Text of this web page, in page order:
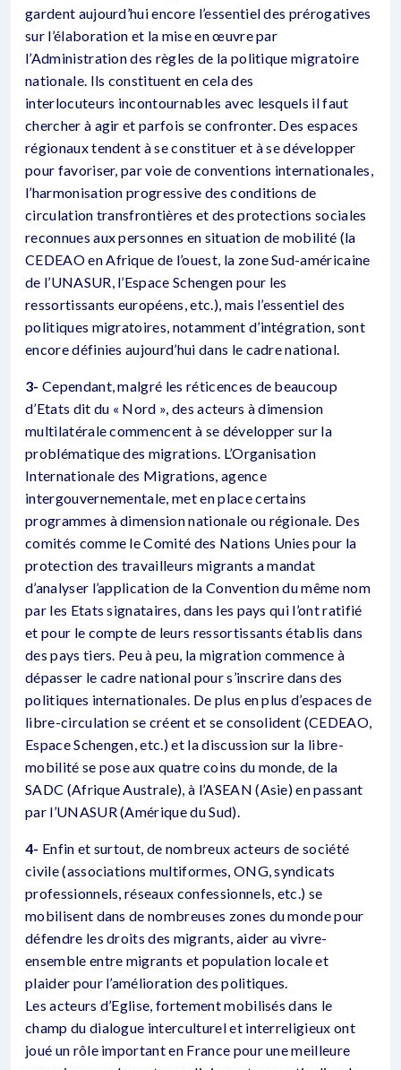
gardent aujourd’hui encore l’essentiel des prérogatives
sur l’élaboration et la mise en œuvre par
l’Administration des règles de la politique migratoire
nationale. Ils constituent en cela des
interlocuteurs incontournables avec lesquels il faut
chercher à agir et parfois se confronter. Des espaces
régionaux tendent à se constituer et à se développer
pour favoriser, par voie de conventions internationales,
l’harmonisation progressive des conditions de
circulation transfrontières et des protections sociales
reconnues aux personnes en situation de mobilité (la
CEDEAO en Afrique de l’ouest, la zone Sud-américaine
de l’UNASUR, l’Espace Schengen pour les
ressortissants européens, etc.), mais l’essentiel des
politiques migratoires, notamment d’intégration, sont
encore définies aujourd’hui dans le cadre national.
3- Cependant, malgré les réticences de beaucoup
d’Etats dit du « Nord », des acteurs à dimension
multilatérale commencent à se développer sur la
problématique des migrations. L’Organisation
Internationale des Migrations, agence
intergouvernementale, met en place certains
programmes à dimension nationale ou régionale. Des
comités comme le Comité des Nations Unies pour la
protection des travailleurs migrants a mandat
d’analyser l’application de la Convention du même nom
par les Etats signataires, dans les pays qui l’ont ratifié
et pour le compte de leurs ressortissants établis dans
des pays tiers. Peu à peu, la migration commence à
dépasser le cadre national pour s’inscrire dans des
politiques internationales. De plus en plus d’espaces de
libre-circulation se créent et se consolident (CEDEAO,
Espace Schengen, etc.) et la discussion sur la libre-
mobilité se pose aux quatre coins du monde, de la
SADC (Afrique Australe), à l’ASEAN (Asie) en passant
par l’UNASUR (Amérique du Sud).
4- Enfin et surtout, de nombreux acteurs de société
civile (associations multiformes, ONG, syndicats
professionnels, réseaux confessionnels, etc.) se
mobilisent dans de nombreuses zones du monde pour
défendre les droits des migrants, aider au vivre-
ensemble entre migrants et population locale et
plaider pour l’amélioration des politiques.
Les acteurs d’Eglise, fortement mobilisés dans le
champ du dialogue interculturel et interreligieux ont
joué un rôle important en France pour une meilleure